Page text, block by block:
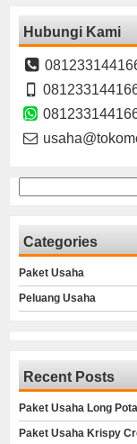
Hubungi Kami
for:
Categories
Paket Usaha
Peluang Usaha
Recent Posts
Paket Usaha Long
Paket Usaha Krispy